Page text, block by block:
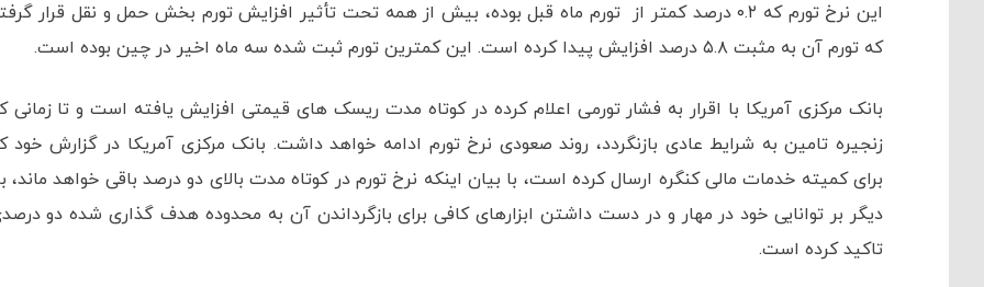
این نرخ تورم که ۰.۲ درصد کمتر از تورم ماه قبل بوده، بیش از همه تحت تأثیر افزایش تورم بخش حمل و نقل قرار
که تورم آن به مثبت ۵.۸ درصد افزایش پیدا کرده است. این کمترین تورم ثبت شده سه ماه اخیر در چین بوده است.
بانک مرکزی آمریکا با اقرار به فشار تورمی اعلام کرده در کوتاه مدت ریسک های قیمتی افزایش یافته است و تا زمانی
زنجیره تامین به شرایط عادی بازنگردد، روند صعودی نرخ تورم ادامه خواهد داشت. بانک مرکزی آمریکا در گزارش خود
برای کمیته خدمات مالی کنگره ارسال کرده است، با بیان اینکه نرخ تورم در کوتاه مدت بالای دو درصد باقی خواهد ماند،
دیگر بر توانایی خود در مهار و در دست داشتن ابزارهای کافی برای بازگرداندن آن به محدوده هدف گذاری شده دو
تاکید کرده است.